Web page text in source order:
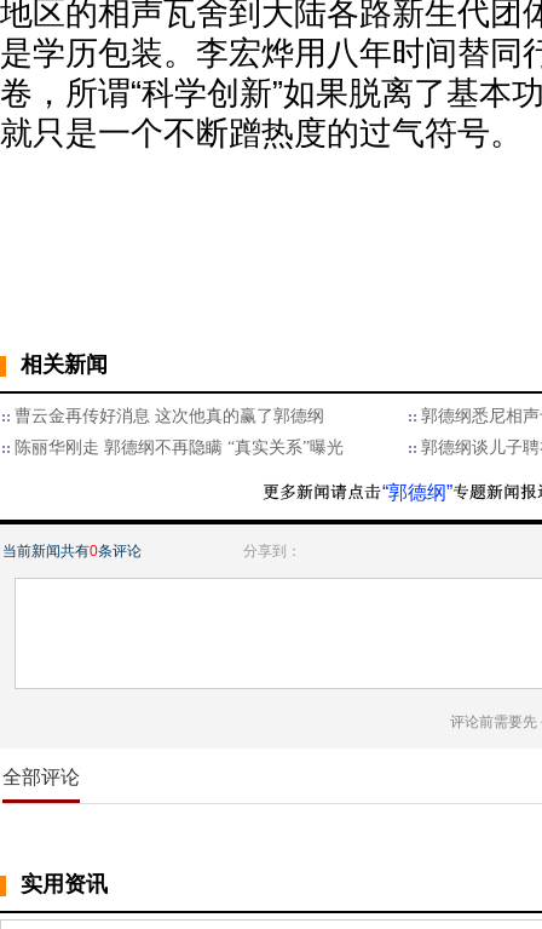
地区的相声瓦舍到大陆各路新生代团
是学历包装。李宏烨用八年时间替同
卷，所谓“科学创新”如果脱离了基本
就只是一个不断蹭热度的过气符号。
相关新闻
曹云金再传好消息 这次他真的赢了郭德纲
郭德纲悉尼相
陈丽华刚走 郭德纲不再隐瞒 “真实关系”曝光
郭德纲谈儿子
“郭德纲”
当前新闻共有0条评论 分享到：
评论前需要先
全部评论
实用资讯